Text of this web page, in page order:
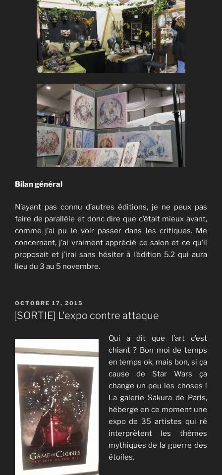
Bilan général
N’ayant pas connu d’autres éditions, je ne peux pas
faire de parallèle et donc dire que c’était mieux avant,
comme j’ai pu le voir passer dans les critiques. Me
concernant, j’ai vraiment apprécié ce salon et ce qu’il
proposait et j’irai sans hésiter à l’édition 5.2 qui aura
lieu du 3 au 5 novembre.
PUBLIÉ
LE
OCTOBRE 17, 2015
[SORTIE] L'expo contre attaque
Qui a dit que l’art c’est
chiant ? Bon moi de temps
en temps ok, mais bon, si ça
cause de Star Wars ça
change un peu les choses !
La galerie Sakura de Paris,
héberge en ce moment une
expo de 35 artistes qui ré
interprètent les thèmes
mythiques de la guerre des
étoiles.